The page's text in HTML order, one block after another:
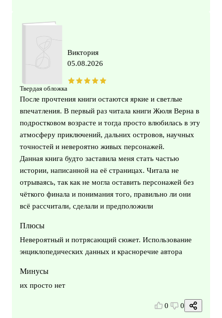
Твердая обложка
Виктория
05.08.2026
После прочтения книги остаются яркие и светлые
впечатления. В первый раз читала книги Жюля Верна в
подростковом возрасте и тогда просто влюбилась в эту
атмосферу приключений, дальних островов, научных
точностей и невероятно живых персонажей.
Данная книга будто заставила меня стать частью
истории, написанной на её страницах. Читала не
отрываясь, так как не могла оставить персонажей без
чёткого финала и понимания того, правильно ли они
всё рассчитали, сделали и предположили
Плюсы
Невероятный и потрясающий сюжет. Использование
энциклопедических данных и красноречие автора
Минусы
их просто нет
0 0